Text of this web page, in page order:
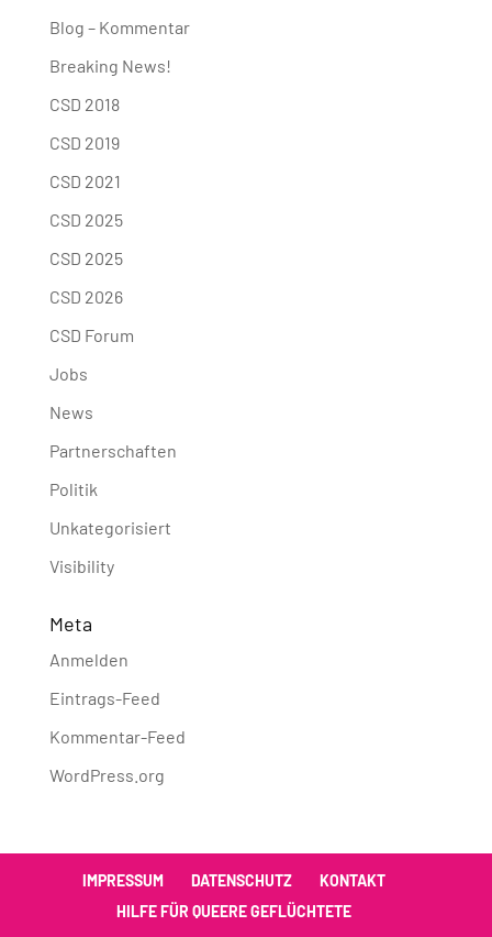
Blog – Kommentar
Breaking News!
CSD 2018
CSD 2019
CSD 2021
CSD 2025
CSD 2025
CSD 2026
CSD Forum
Jobs
News
Partnerschaften
Politik
Unkategorisiert
Visibility
Meta
Anmelden
Eintrags-Feed
Kommentar-Feed
WordPress.org
IMPRESSUM DATENSCHUTZ
KONTAKT
HILFE FÜR QUEERE GEFLÜCHTETE